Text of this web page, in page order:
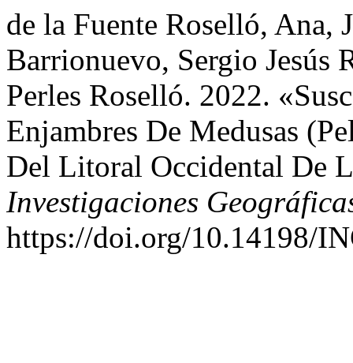
de la Fuente Roselló, Ana,
Barrionuevo, Sergio Jesús
Perles Roselló. 2022.
Enjambres De Medusas
Del Litoral Occidental De
Investigaciones
https://doi.org/10.14198/